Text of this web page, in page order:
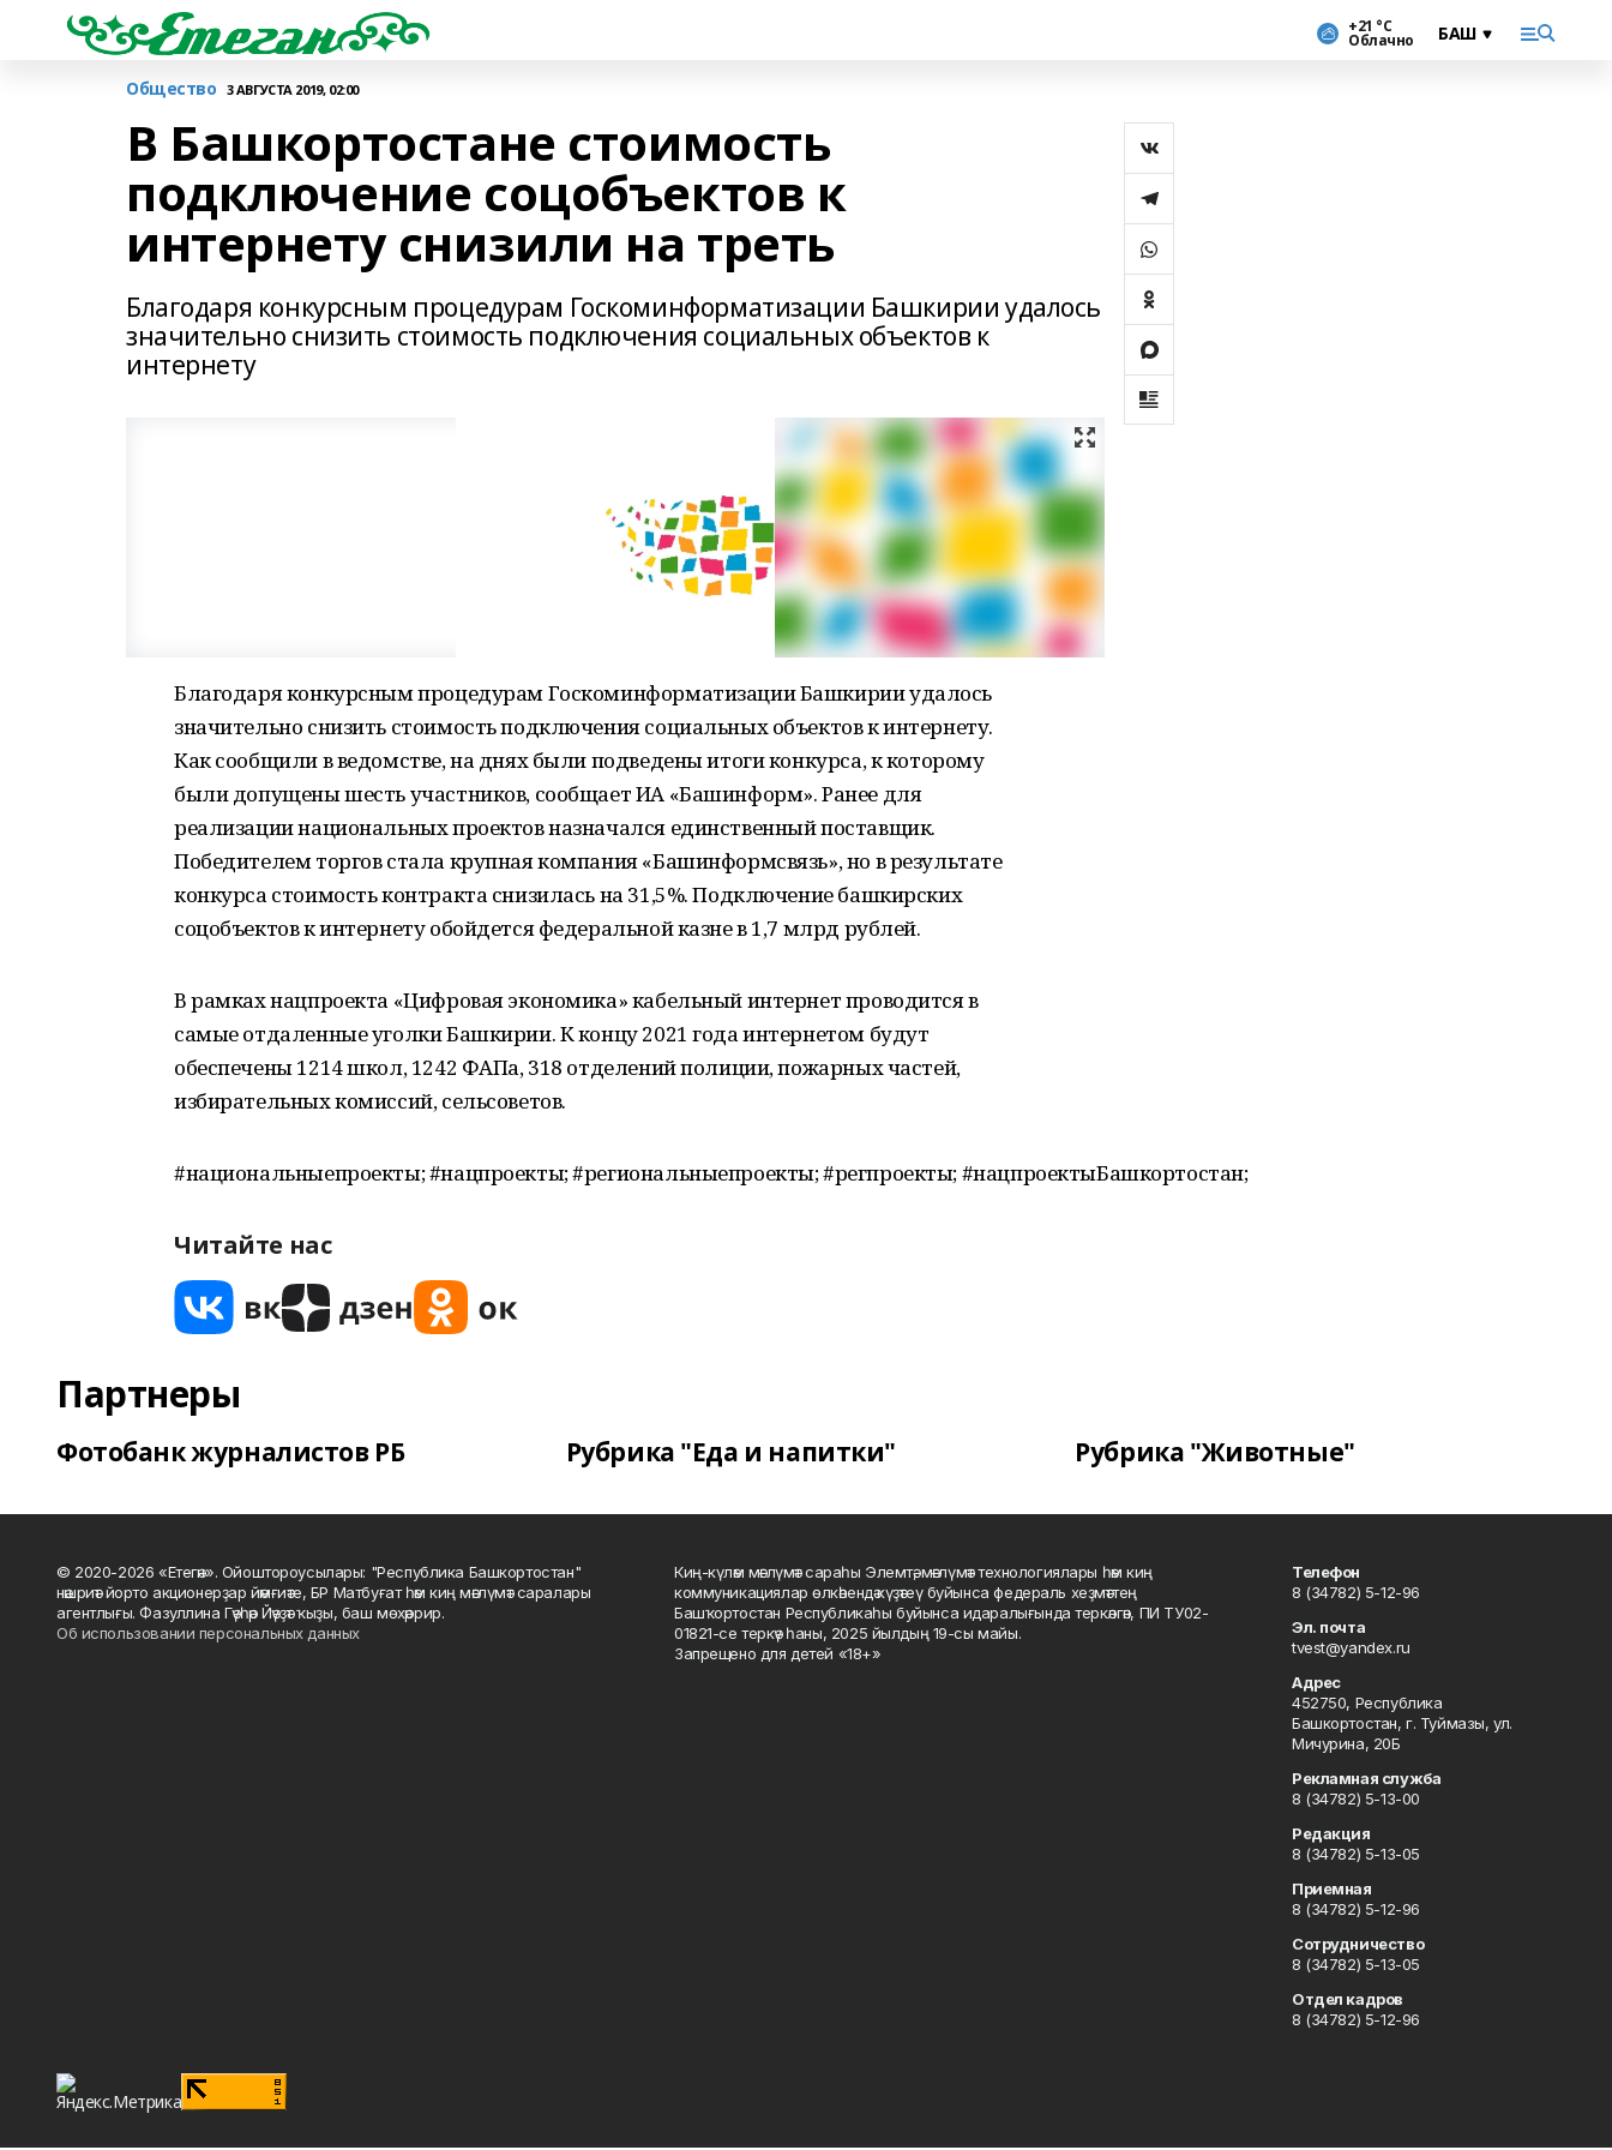
+21 °С
Облачно
Общество 3 АВГУСТА 2019, 02:00
В Башкортостане стоимость
подключение соцобъектов к
интернету снизили на треть
Благодаря конкурсным процедурам Госкоминформатизации Башкирии удалось
значительно снизить стоимость подключения социальных объектов к
интернету
Благодаря конкурсным процедурам Госкоминформатизации Башкирии удалось
значительно снизить стоимость подключения социальных объектов к интернету.
Как сообщили в ведомстве, на днях были подведены итоги конкурса, к которому
были допущены шесть участников, сообщает ИА «Башинформ». Ранее для
реализации национальных проектов назначался единственный поставщик.
Победителем торгов стала крупная компания «Башинформсвязь», но в результате
конкурса стоимость контракта снизилась на 31,5%. Подключение башкирских
соцобъектов к интернету обойдется федеральной казне в 1,7 млрд рублей.
В рамках нацпроекта «Цифровая экономика» кабельный интернет проводится в
самые отдаленные уголки Башкирии. К концу 2021 года интернетом будут
обеспечены 1214 школ, 1242 ФАПа, 318 отделений полиции, пожарных частей,
избирательных комиссий, сельсоветов.
#национальныепроекты; #нацпроекты; #региональныепроекты; #регпроекты; #нацпроектыБашкортостан;
Читайте нас
Партнеры
Фотобанк журналистов РБ Рубрика "Еда и напитки" Рубрика "Животные"
© 2020-2026 «Етегән». Ойоштороусылары: "Республика Башкортостан"
нәшриәт йорто акционерҙар йәмғиәте, БР Матбуғат һәм киң мәғлүмәт саралары
агентлығы. Фазуллина Гәүһәр Йәүҙәт ҡыҙы, баш мөхәррир.
Об использовании персональных данных
Киң-күләм мәғлүмәт сараһы Элемтә, мәғлүмәт технологиялары һәм киң
коммуникациялар өлкәһендә күҙәтеү буйынса федераль хеҙмәттең
Башҡортостан Республикаһы буйынса идаралығында теркәлгән, ПИ ТУ02-
01821-се теркәү һаны, 2025 йылдың 19-сы майы.
Запрещено для детей «18+»
Телефон
8 (34782) 5-12-96
Эл. почта
tvest@yandex.ru
Адрес
452750, Республика
Башкортостан, г. Туймазы, ул.
Мичурина, 20Б
Рекламная служба
8 (34782) 5-13-00
Редакция
8 (34782) 5-13-05
Приемная
8 (34782) 5-12-96
Сотрудничество
8 (34782) 5-13-05
Отдел кадров
8 (34782) 5-12-96